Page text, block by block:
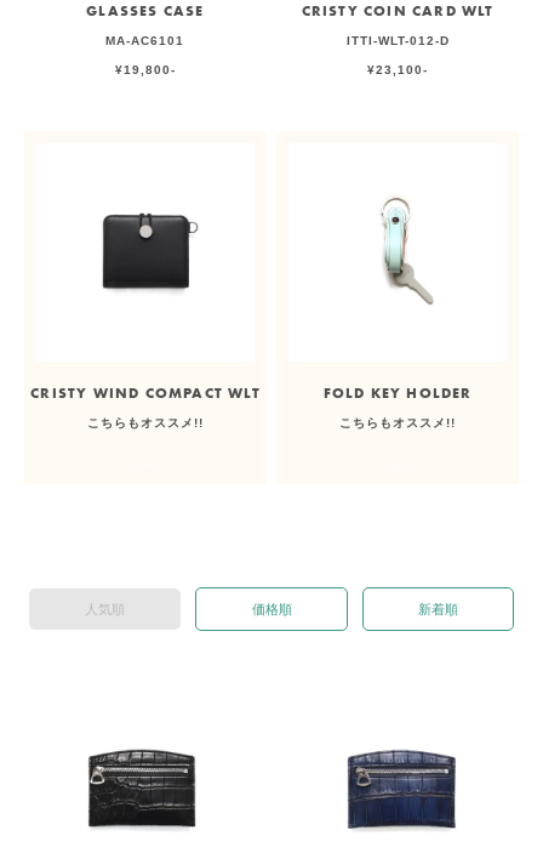
GLASSES CASE
MA-AC6101
¥19,800-
CRISTY COIN CARD WLT
ITTI-WLT-012-D
¥23,100-
CRISTY WIND COMPACT WLT
こちらもオススメ!!
FOLD KEY HOLDER
こちらもオススメ!!
人気順 価格順 新着順